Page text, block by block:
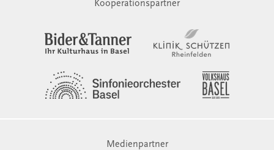
Kooperationspartner
Medienpartner